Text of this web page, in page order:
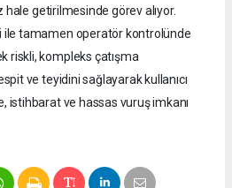
getirilmesinde görev alıyor.
ile tamamen operatör kontrolünde
riskli, kompleks çatışma
ve teyidini sağlayarak kullanıcı
istihbarat ve hassas vuruş imkanı